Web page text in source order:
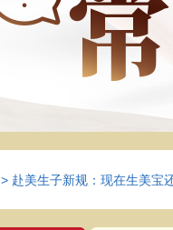
> 赴美生子新规：现在生美宝